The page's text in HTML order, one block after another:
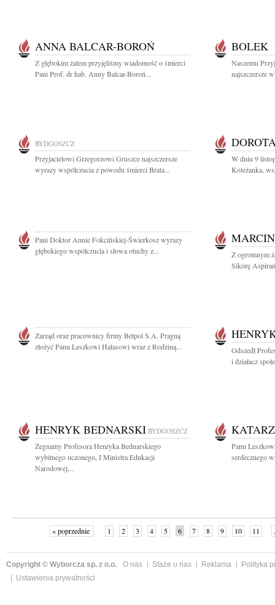
ANNA BALCAR-BOROŃ
Z głębokim żalem przyjęliśmy wiadomość o śmierci
Pani Prof. dr hab. Anny Balcar-Boroń...
BOLEK
Naszemu
najszczersze
BYDGOSZCZ
Przyjacielowi Grzegorzowi Gruszce najszczersze
wyrazy współczucia z powodu śmierci Brata...
W dniu 9
Koleżanka,
Pani Doktor Annie Fokcińskiej-Świerkosz wyrazy
głębokiego współczucia i słowa otuchy z...
Z ogromnym
Sikorę
Zarząd oraz pracownicy firmy Betpol S.A. Pragną
złożyć Panu Leszkowi Hałasowi wraz z Rodziną...
Odszedł
i działacz
HENRYK BEDNARSKI BYDGOSZCZ
Żegnamy Profesora Henryka Bednarskiego
wybitnego uczonego, I Ministra Edukacji
Narodowej,...
Panu
serdecznego
« poprzednie 1 2 3 4 5 6 7 8 9 10 11
Copyright © Wyborcza sp. z o.o. O nas Staże u nas Reklama
Polityka
Ustawienia prywatności